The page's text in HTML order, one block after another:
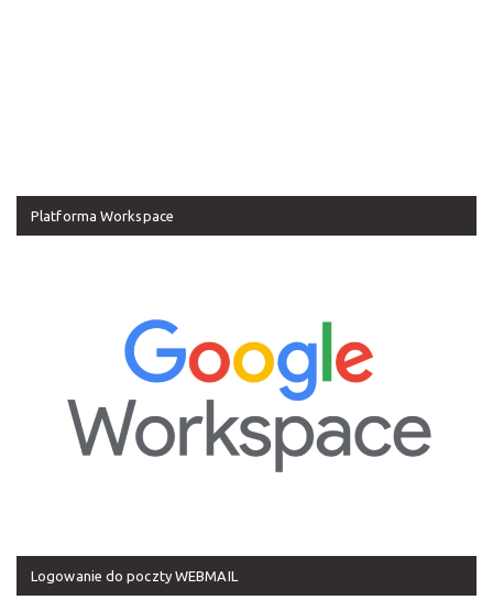
Platforma Workspace
Logowanie do poczty WEBMAIL